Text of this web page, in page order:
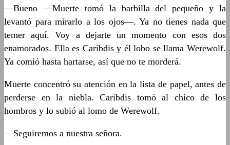
—Bueno —Muerte tomó la barbilla del pequeño y la
levantó para mirarlo a los ojos—. Ya no tienes nada que
temer aquí. Voy a dejarte un momento con esos dos
enamorados. Ella es Caribdis y él lobo se llama Werewolf.
Ya comió hasta hartarse, así que no te morderá.
Muerte concentró su atención en la lista de papel, antes de
perderse en la niebla. Caribdis tomó al chico de los
hombros y lo subió al lomo de Werewolf.
—Seguiremos a nuestra señora.